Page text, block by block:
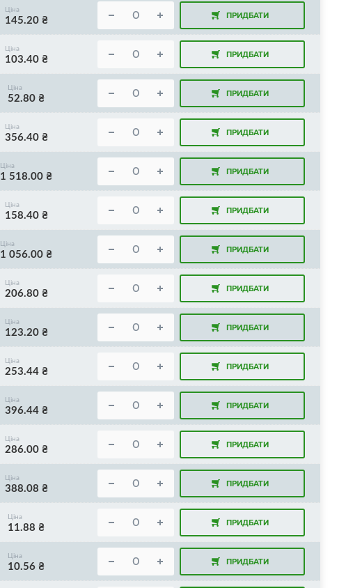
Ціна
145.20 ₴ ПРИДБАТИ
Ціна
103.40 ₴ ПРИДБАТИ
Ціна
52.80 ₴ ПРИДБАТИ
Ціна
356.40 ₴ ПРИДБАТИ
Ціна
1 518.00 ₴ ПРИДБАТИ
Ціна
158.40 ₴ ПРИДБАТИ
Ціна
1 056.00 ₴ ПРИДБАТИ
Ціна
206.80 ₴ ПРИДБАТИ
Ціна
123.20 ₴ ПРИДБАТИ
Ціна
253.44 ₴ ПРИДБАТИ
Ціна
396.44 ₴ ПРИДБАТИ
Ціна
286.00 ₴ ПРИДБАТИ
Ціна
388.08 ₴ ПРИДБАТИ
Ціна
11.88 ₴ ПРИДБАТИ
Ціна
10.56 ₴ ПРИДБАТИ